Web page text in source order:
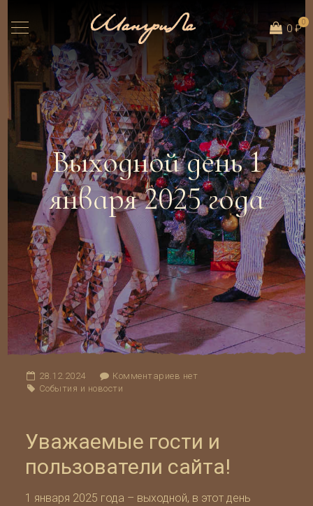
0
0 ₽
Выходной день 1
января 2025 года
28.12.2024
Комментариев нет
События и новости
Уважаемые гости и
пользователи сайта!
1 января 2025 года – выходной, в этот день